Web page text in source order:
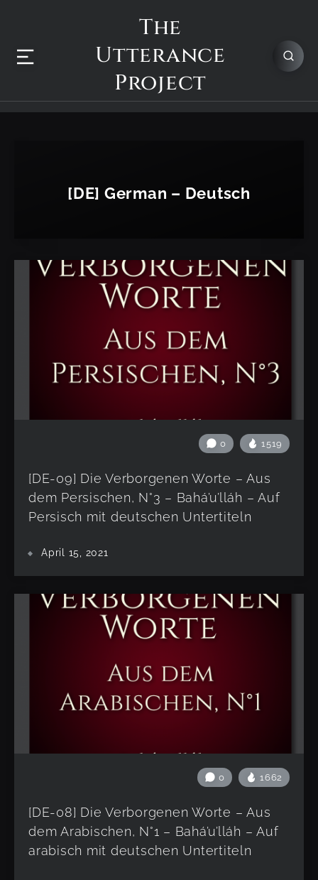
The
Utterance
Project
[DE] German – Deutsch
0 1519
[DE-09] Die Verborgenen Worte – Aus
dem Persischen, N°3 – Bahá’u’lláh – Auf
Persisch mit deutschen Untertiteln
April 15, 2021
0 1662
[DE-08] Die Verborgenen Worte – Aus
dem Arabischen, N°1 – Bahá’u’lláh – Auf
arabisch mit deutschen Untertiteln